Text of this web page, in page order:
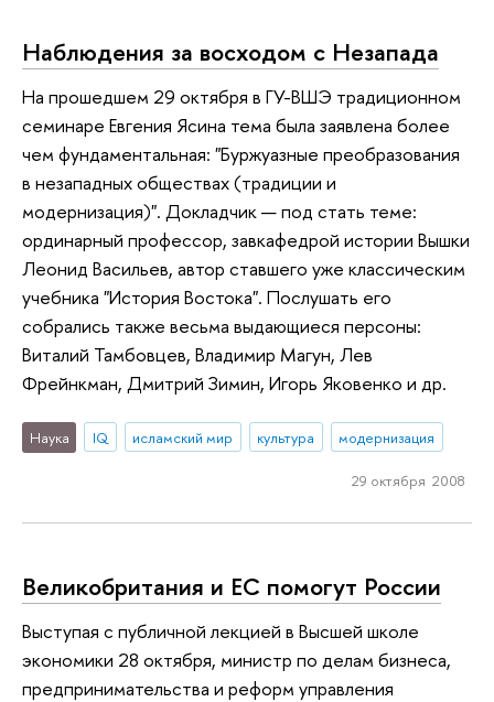
Наблюдения за восходом с Незапада
На прошедшем 29 октября в ГУ-ВШЭ традиционном
семинаре Евгения Ясина тема была заявлена более
чем фундаментальная: "Буржуазные преобразования
в незападных обществах (традиции и
модернизация)". Докладчик — под стать теме:
ординарный профессор, завкафедрой истории Вышки
Леонид Васильев, автор ставшего уже классическим
учебника "История Востока". Послушать его
собрались также весьма выдающиеся персоны:
Виталий Тамбовцев, Владимир Магун, Лев
Фрейнкман, Дмитрий Зимин, Игорь Яковенко и др.
Наука IQ исламский мир культура модернизация
29 октября 2008
Великобритания и ЕС помогут России
Выступая с публичной лекцией в Высшей школе
экономики 28 октября, министр по делам бизнеса,
предпринимательства и реформ управления